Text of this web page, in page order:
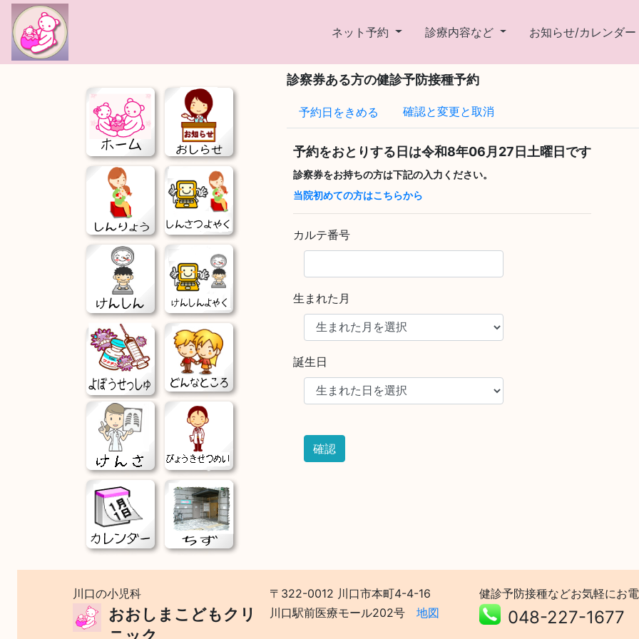
!-- Google tag (gtag.js) --> ネット予約 診療内容など お知らせ/カレンダ
診察券ある方の健診予防接種予約
予約日をきめる 確認と変更と取消
予約をおとりする日は令和8年06月27日土曜日 です
診察券をお持ちの方は下記の入力ください。
当院初めての方はこちらから
カルテ番号
生まれた月
誕生日
川口の小児科
おおしまこどもクリ
〒322-0012 川口市本町4-4-16
川口駅前医療モール202号 地図
健診予防接種などお気軽にお
048-227-1677